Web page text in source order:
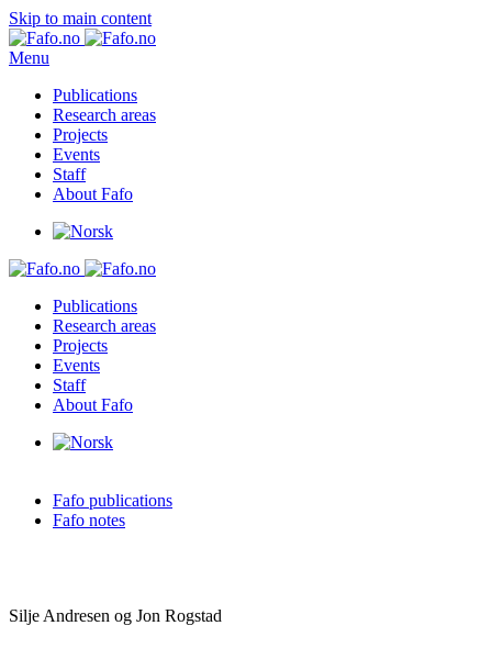
Skip to main content
Menu
Publications
Research areas
Projects
Events
Staff
About Fafo
Publications
Research areas
Projects
Events
Staff
About Fafo
Fafo publications
Fafo notes
Silje Andresen og Jon Rogstad